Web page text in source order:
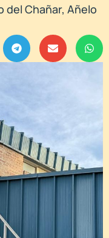
del Chañar, Añelo